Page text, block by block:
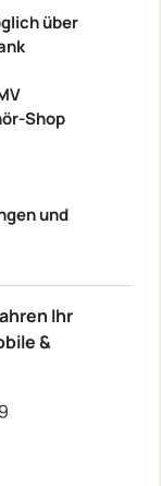
über
Shop
und
Ihr
&